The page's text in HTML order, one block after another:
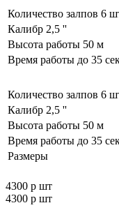
Количество залпов 6
Калибр 2,5 ''
Высота работы 50 м
Время работы до 35
Количество залпов 6
Калибр 2,5 ''
Высота работы 50 м
Время работы до 35
Размеры
4300 р шт
4300 р шт